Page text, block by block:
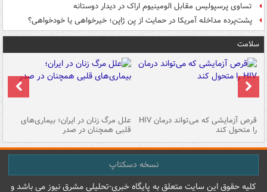
تساوی پرسپولیس مقابل الومینیوم اراک در دیدار دوستانه
پشت‌پرده مداخله آمریکا در حمایت از یِن ژاپن؛ خیرخواهی یا خودخواهی؟
سلامت
قرص آزمایشی که می‌تواند درمان HIV
را متحول کند
علل مرگ زنان در ایران؛ بیماری‌های
قلبی همچنان در صدر
نسخه دسکتاپ
کليه حقوق اين سايت متعلق به پایگاه خبري-تحليلي مشرق نيوز می باشد و